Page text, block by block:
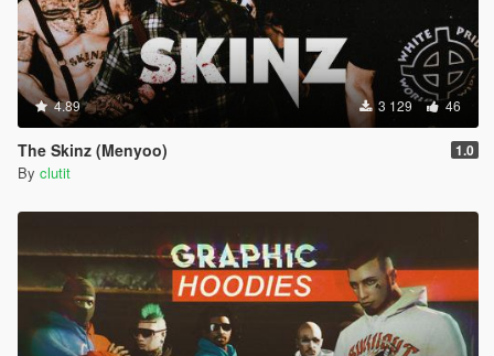
4.89 3 129 46
The Skinz (Menyoo) 1.0
By clutit